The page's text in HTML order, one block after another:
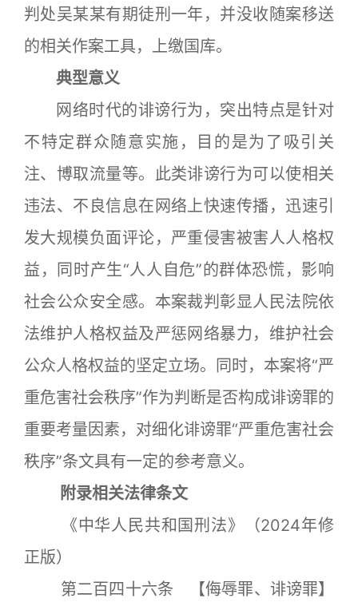
判处吴某某有期徒刑一年，并没收随案移送
的相关作案工具，上缴国库。
典型意义
网络时代的诽谤行为，突出特点是针对
不特定群众随意实施，目的是为了吸引关
注、博取流量等。此类诽谤行为可以使相关
违法、不良信息在网络上快速传播，迅速引
发大规模负面评论，严重侵害被害人人格权
益，同时产生“人人自危”的群体恐慌，影响
社会公众安全感。本案裁判彰显人民法院依
法维护人格权益及严惩网络暴力，维护社会
公众人格权益的坚定立场。同时，本案将“严
重危害社会秩序”作为判断是否构成诽谤罪的
重要考量因素，对细化诽谤罪“严重危害社会
秩序”条文具有一定的参考意义。
附录相关法律条文
《中华人民共和国刑法》（2024年修
正版）
第二百四十六条 【侮辱罪、诽谤罪】